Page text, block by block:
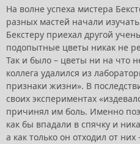
На волне успеха мистера
разных мастей начали
Бекстеру приехал другой
подопытные цветы никак не
Так и было – цветы ни на что
коллега удалился из
признаки жизни». В
своих экспериментах
причинял им боль. Именно
как бы впадали в спячку и
а как только он отходил от